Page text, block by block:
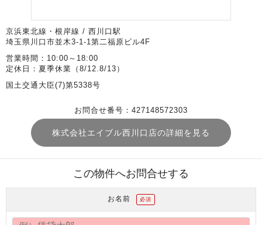
京浜東北線・根岸線 / 西川口駅
埼玉県川口市並木3-1-1第二福原ビル4F
営業時間：10:00～18:00
定休日：夏季休業（8/12.8/13）
国土交通大臣(7)第5338号
お問合せ番号：427148572303
株式会社エイブル西川口店の詳細を見る
この物件へお問合せする
お名前 必須